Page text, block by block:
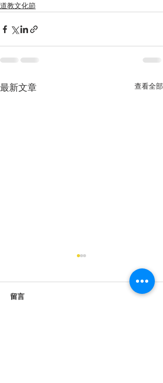
道教文化節
最新文章 查看全部
留言